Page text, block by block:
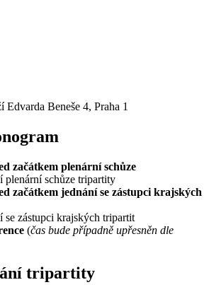
Beneše 4, Praha 1
začátkem plenární schůze
plenární schůze tripartity
začátkem jednání se zástupci krajských
se zástupci krajských tripartit
(čas bude případně upřesněn dle
tripartity